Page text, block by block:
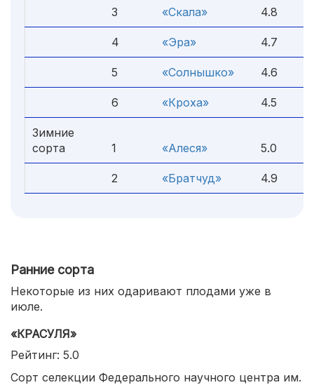
3 «Скала» 4.8
4 «Эра» 4.7
5 «Солнышко» 4.6
6 «Кроха» 4.5
Зимние
сорта
1 «Алеся» 5.0
2 «Братчуд» 4.9
Ранние сорта
Некоторые из них одаривают плодами уже в
июле.
«КРАСУЛЯ»
Рейтинг: 5.0
Сорт селекции Федерального научного центра им.